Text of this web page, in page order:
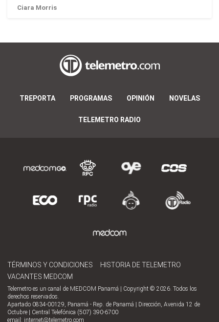
Ciara Morris
TREPORTA PROGRAMAS OPINIÓN NOVELAS
TELEMETRO RADIO
TÉRMINOS Y CONDICIONES
HISTORIA DE TELEMETRO
VACANTES MEDCOM
Telemetro es un canal de MEDCOM Panamá | Copyright © 2026. Todos los
derechos reservados.
Apartado 0834-00129, Panamá - Rep. de Panamá | Dirección, Avenida 12 de
Octubre | Central Telefónica (507) 390-6700
email: internet@telemetro.com